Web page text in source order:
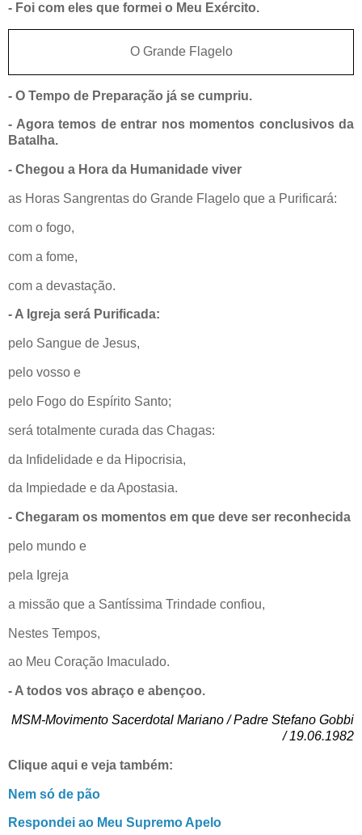
- Foi com eles que formei o Meu Exército.
O Grande Flagelo
- O Tempo de Preparação já se cumpriu.
- Agora temos de entrar nos momentos conclusivos da
Batalha.
- Chegou a Hora da Humanidade viver
as Horas Sangrentas do Grande Flagelo que a Purificará:
com o fogo,
com a fome,
com a devastação.
- A Igreja será Purificada:
pelo Sangue de Jesus,
pelo vosso e
pelo Fogo do Espírito Santo;
será totalmente curada das Chagas:
da Infidelidade e da Hipocrisia,
da Impiedade e da Apostasia.
- Chegaram os momentos em que deve ser reconhecida
pelo mundo e
pela Igreja
a missão que a Santíssima Trindade confiou,
Nestes Tempos,
ao Meu Coração Imaculado.
- A todos vos abraço e abençoo.
MSM-Movimento Sacerdotal Mariano / Padre Stefano Gobbi
/ 19.06.1982
Clique aqui e veja também:
Nem só de pão
Respondei ao Meu Supremo Apelo